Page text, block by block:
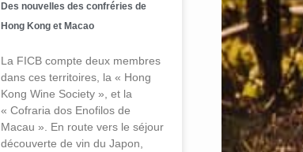
Des nouvelles des confréries de
Hong Kong et Macao
La FICB compte deux membres
dans ces territoires, la « Hong
Kong Wine Society », et la
« Cofraria dos Enofilos de
Macau ». En route vers le séjour
découverte de vin du Japon,